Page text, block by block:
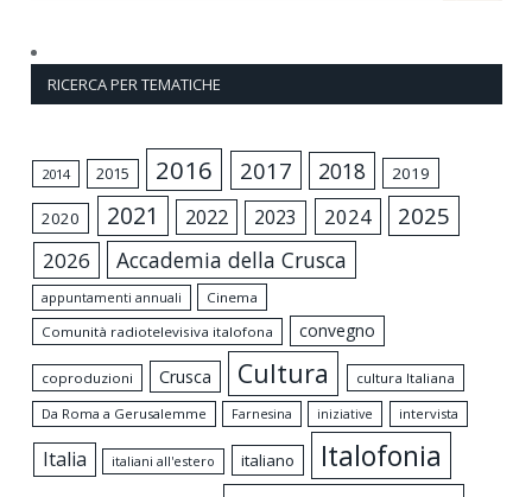
RICERCA PER TEMATICHE
2014 2015 2016 2017 2018 2019
2020 2021 2022 2023 2024 2025
2026 Accademia della Crusca
appuntamenti annuali
Cinema
Comunità radiotelevisiva italofona
convegno
coproduzioni Crusca Cultura
cultura Italiana
Da Roma a Gerusalemme
Farnesina iniziative intervista
Italia italiani all'estero italiano Italofonia